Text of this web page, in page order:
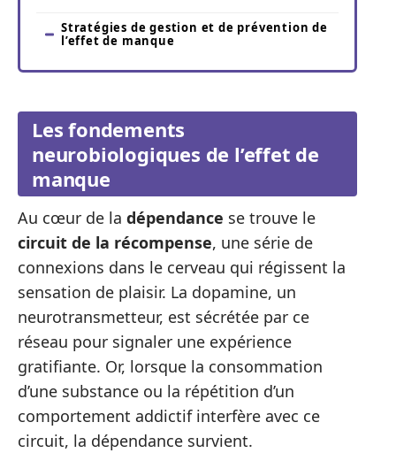
Stratégies de gestion et de prévention de
l’effet de manque
Les fondements
neurobiologiques de l’effet de
manque
Au cœur de la dépendance se trouve le
circuit de la récompense, une série de
connexions dans le cerveau qui régissent la
sensation de plaisir. La dopamine, un
neurotransmetteur, est sécrétée par ce
réseau pour signaler une expérience
gratifiante. Or, lorsque la consommation
d’une substance ou la répétition d’un
comportement addictif interfère avec ce
circuit, la dépendance survient.